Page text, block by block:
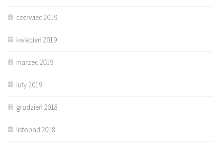
czerwiec 2019
kwiecień 2019
marzec 2019
luty 2019
grudzień 2018
listopad 2018